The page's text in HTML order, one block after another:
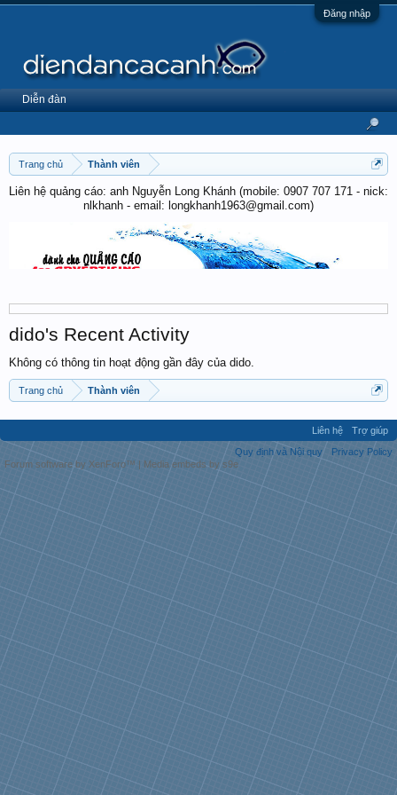
Đăng nhập
Trang chủ Thành viên
Liên hệ quảng cáo: anh Nguyễn Long Khánh (mobile: 0907 707 171 - nick:
nlkhanh - email: longkhanh1963@gmail.com)
dido's Recent Activity
Không có thông tin hoạt động gần đây của dido.
Trang chủ Thành viên
Diễn đàn
Liên hệ
Trợ giúp
Quy định và Nội quy
Privacy Policy
Forum software by XenForo™ | Media embeds by s9e